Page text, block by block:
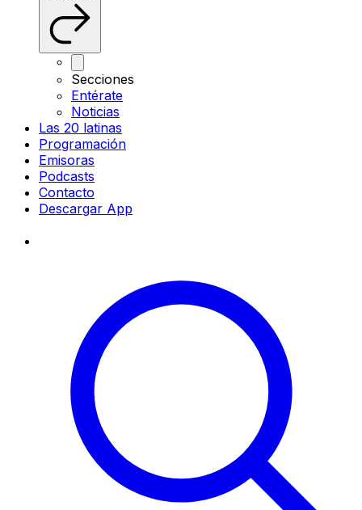
Secciones
Entérate
Noticias
Las 20 latinas
Programación
Emisoras
Podcasts
Contacto
Descargar App